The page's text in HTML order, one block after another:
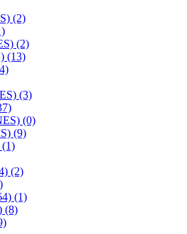
(2)
(2)
(13)
(3)
(0)
(9)
(1)
(2)
(1)
(8)